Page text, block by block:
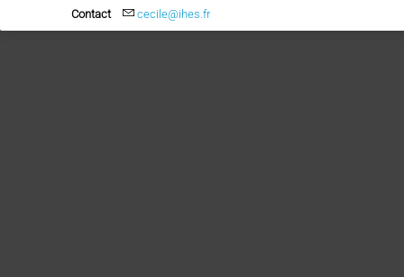
Contact
cecile@ihes.fr